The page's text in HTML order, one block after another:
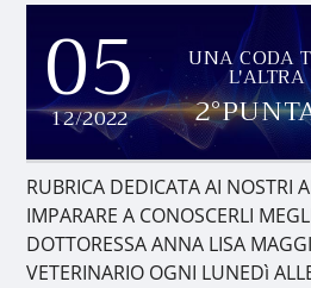
05
12/2022
UNA CODA
L'ALTRA
PARTE
RUBRICA DEDICATA AI NOSTRI
IMPARARE A CONOSCERLI
DOTTORESSA ANNA LISA
VETERINARIO OGNI LUNEDì